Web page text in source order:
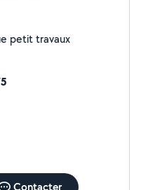
petit travaux
Contacter